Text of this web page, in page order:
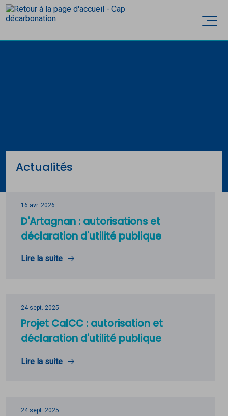
Accèder directement au contenu
Actualités
16 avr. 2026
D'Artagnan : autorisations et
déclaration d'utilité publique
Lire la suite
24 sept. 2025
Projet CalCC : autorisation et
déclaration d'utilité publique
Lire la suite
24 sept. 2025